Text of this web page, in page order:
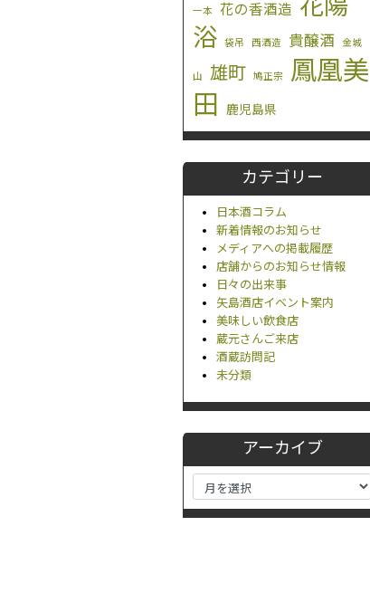
一本 花の香酒造 花陽
浴
袋吊 西酒造 貴醸酒 金城
山 雄町 鳩正宗
鳳凰美
田
鹿児島県
カテゴリー
日本酒コラム
新着情報のお知らせ
メディアへの掲載履歴
店舗からのお知らせ情報
日々の出来事
矢島酒店イベント案内
美味しい飲食店
蔵元さんご来店
酒蔵訪問記
未分類
アーカイブ